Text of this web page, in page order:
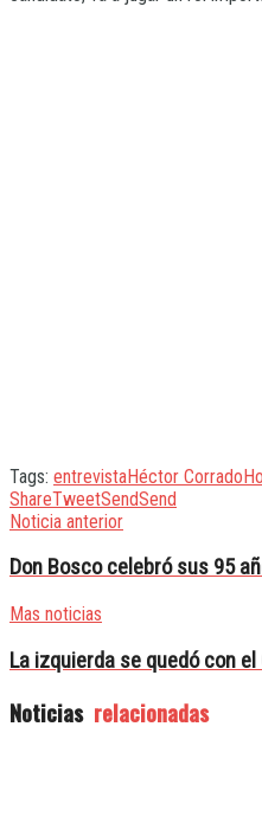
Tags: entrevistaHéctor Corrado
ShareTweetSendSend
Noticia anterior
Don Bosco celebró sus 95
Mas noticias
La izquierda se quedó con el
Noticias relacionadas